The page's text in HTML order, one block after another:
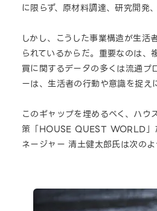
に限らず、原材料調達、研究開発
しかし、こうした事業構造が生
られているからだ。重要なのは、
買に関するデータの多くは流通プ
ーは、生活者の行動や意識を捉え
このギャップを埋めるべく、ハ
策「HOUSE QUEST WORLD」
ネージャー 清土健太郎氏は次のよ